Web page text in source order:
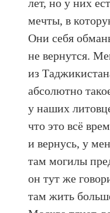
лет, но у них
мечты, в
Они себя
не вернутся.
из
абсолютно
у наших
что это всё
и вернусь, у
там могилы
он тут же
там жить